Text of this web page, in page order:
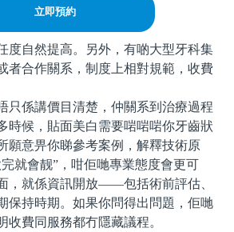
立即預約
自然提高。另外，有啲大型牙科集
者合作關系，制度上相對規範，收費
係講價目清楚，仲關系到治療過程
時候，貼面美白需要啱啱啱你牙齒狀
願意畀你睇參考案例，解釋技術原
就會靓”，咁佢哋專業態度會更可
，就係資訊開放——包括術前評估、
保持時期。如果你問得出問題，佢哋
收費同服務都冇隱藏議程。